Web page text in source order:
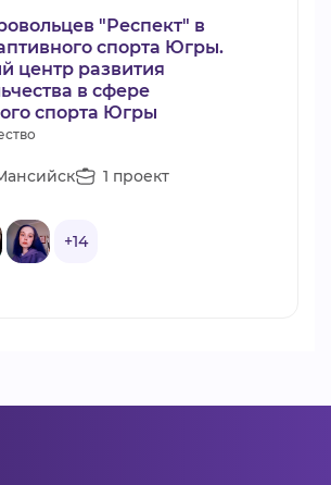
"Респект" в
спорта Югры.
центр развития
в сфере
спорта Югры
1 проект
+14